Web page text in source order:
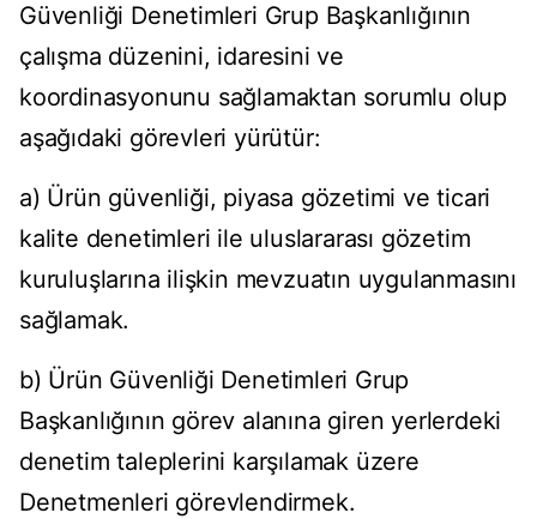
Güvenliği Denetimleri Grup Başkanlığının
çalışma düzenini, idaresini ve
koordinasyonunu sağlamaktan sorumlu olup
aşağıdaki görevleri yürütür:
a) Ürün güvenliği, piyasa gözetimi ve ticari
kalite denetimleri ile uluslararası gözetim
kuruluşlarına ilişkin mevzuatın uygulanmasını
sağlamak.
b) Ürün Güvenliği Denetimleri Grup
Başkanlığının görev alanına giren yerlerdeki
denetim taleplerini karşılamak üzere
Denetmenleri görevlendirmek.